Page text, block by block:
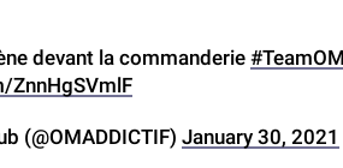
devant la commanderie #TeamOM
(@OMADDICTIF) January 30, 2021